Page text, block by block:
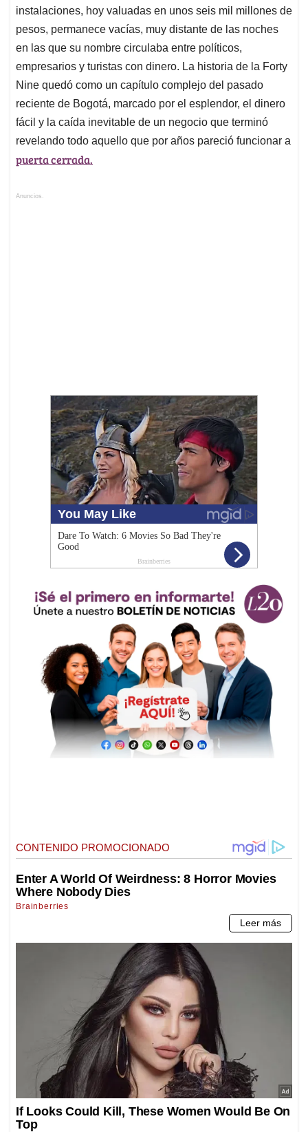
instalaciones, hoy valuadas en unos seis mil millones de
pesos, permanece vacías, muy distante de las noches
en las que su nombre circulaba entre políticos,
empresarios y turistas con dinero. La historia de la Forty
Nine quedó como un capítulo complejo del pasado
reciente de Bogotá, marcado por el esplendor, el dinero
fácil y la caída inevitable de un negocio que terminó
revelando todo aquello que por años pareció funcionar a
puerta cerrada.
Anuncios.